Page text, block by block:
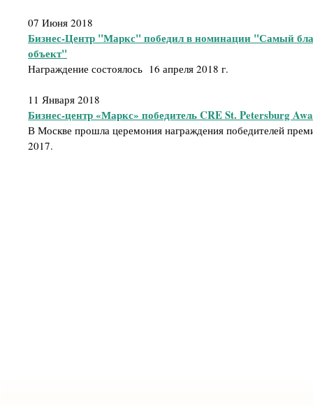
07 Июня 2018
Бизнес-Центр "Маркс" победил в номинации "Самый
объект"
Награждение состоялось 16 апреля 2018 г.
11 Января 2018
Бизнес-центр «Маркс» победитель CRE St. Petersburg
В Москве прошла церемония награждения победителей
2017.